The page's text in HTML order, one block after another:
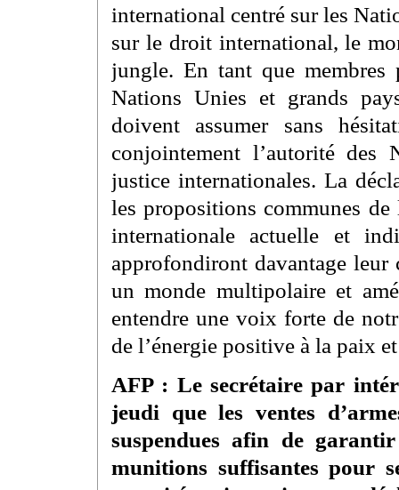
international centré sur les
sur le droit international, le
jungle. En tant que membres
Nations Unies et grands
doivent assumer sans
conjointement l’autorité
justice internationales. La
les propositions communes
internationale actuelle et
approfondiront davantage
un monde multipolaire et
entendre une voix forte de
de l’énergie positive à la paix
AFP : Le secrétaire par
jeudi que les ventes
suspendues afin de
munitions suffisantes pour